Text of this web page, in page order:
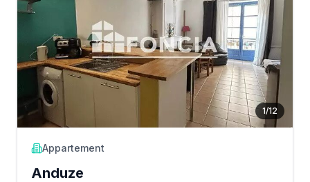
1/12
Appartement
Anduze